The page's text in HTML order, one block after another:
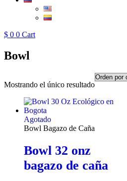
$ 0 0 Cart
Bowl
Mostrando el único resultado
Agotado
Bowl Bagazo de Caña
Bowl 32 onz
bagazo de caña